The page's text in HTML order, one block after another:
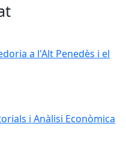
a l'Alt Penedès i el
i Anàlisi Econòmica